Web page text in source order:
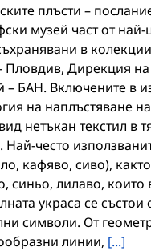
плъсти –
музей част от
в
Пловдив, Дирекция
БАН. Включените в
на наплъстяване
нетъкан текстил в
често
кафяво, сиво),
синьо, лилаво,
украса се състои
символи. От
линии, [...]